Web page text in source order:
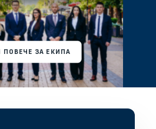
ПОВЕЧЕ ЗА ЕКИПА